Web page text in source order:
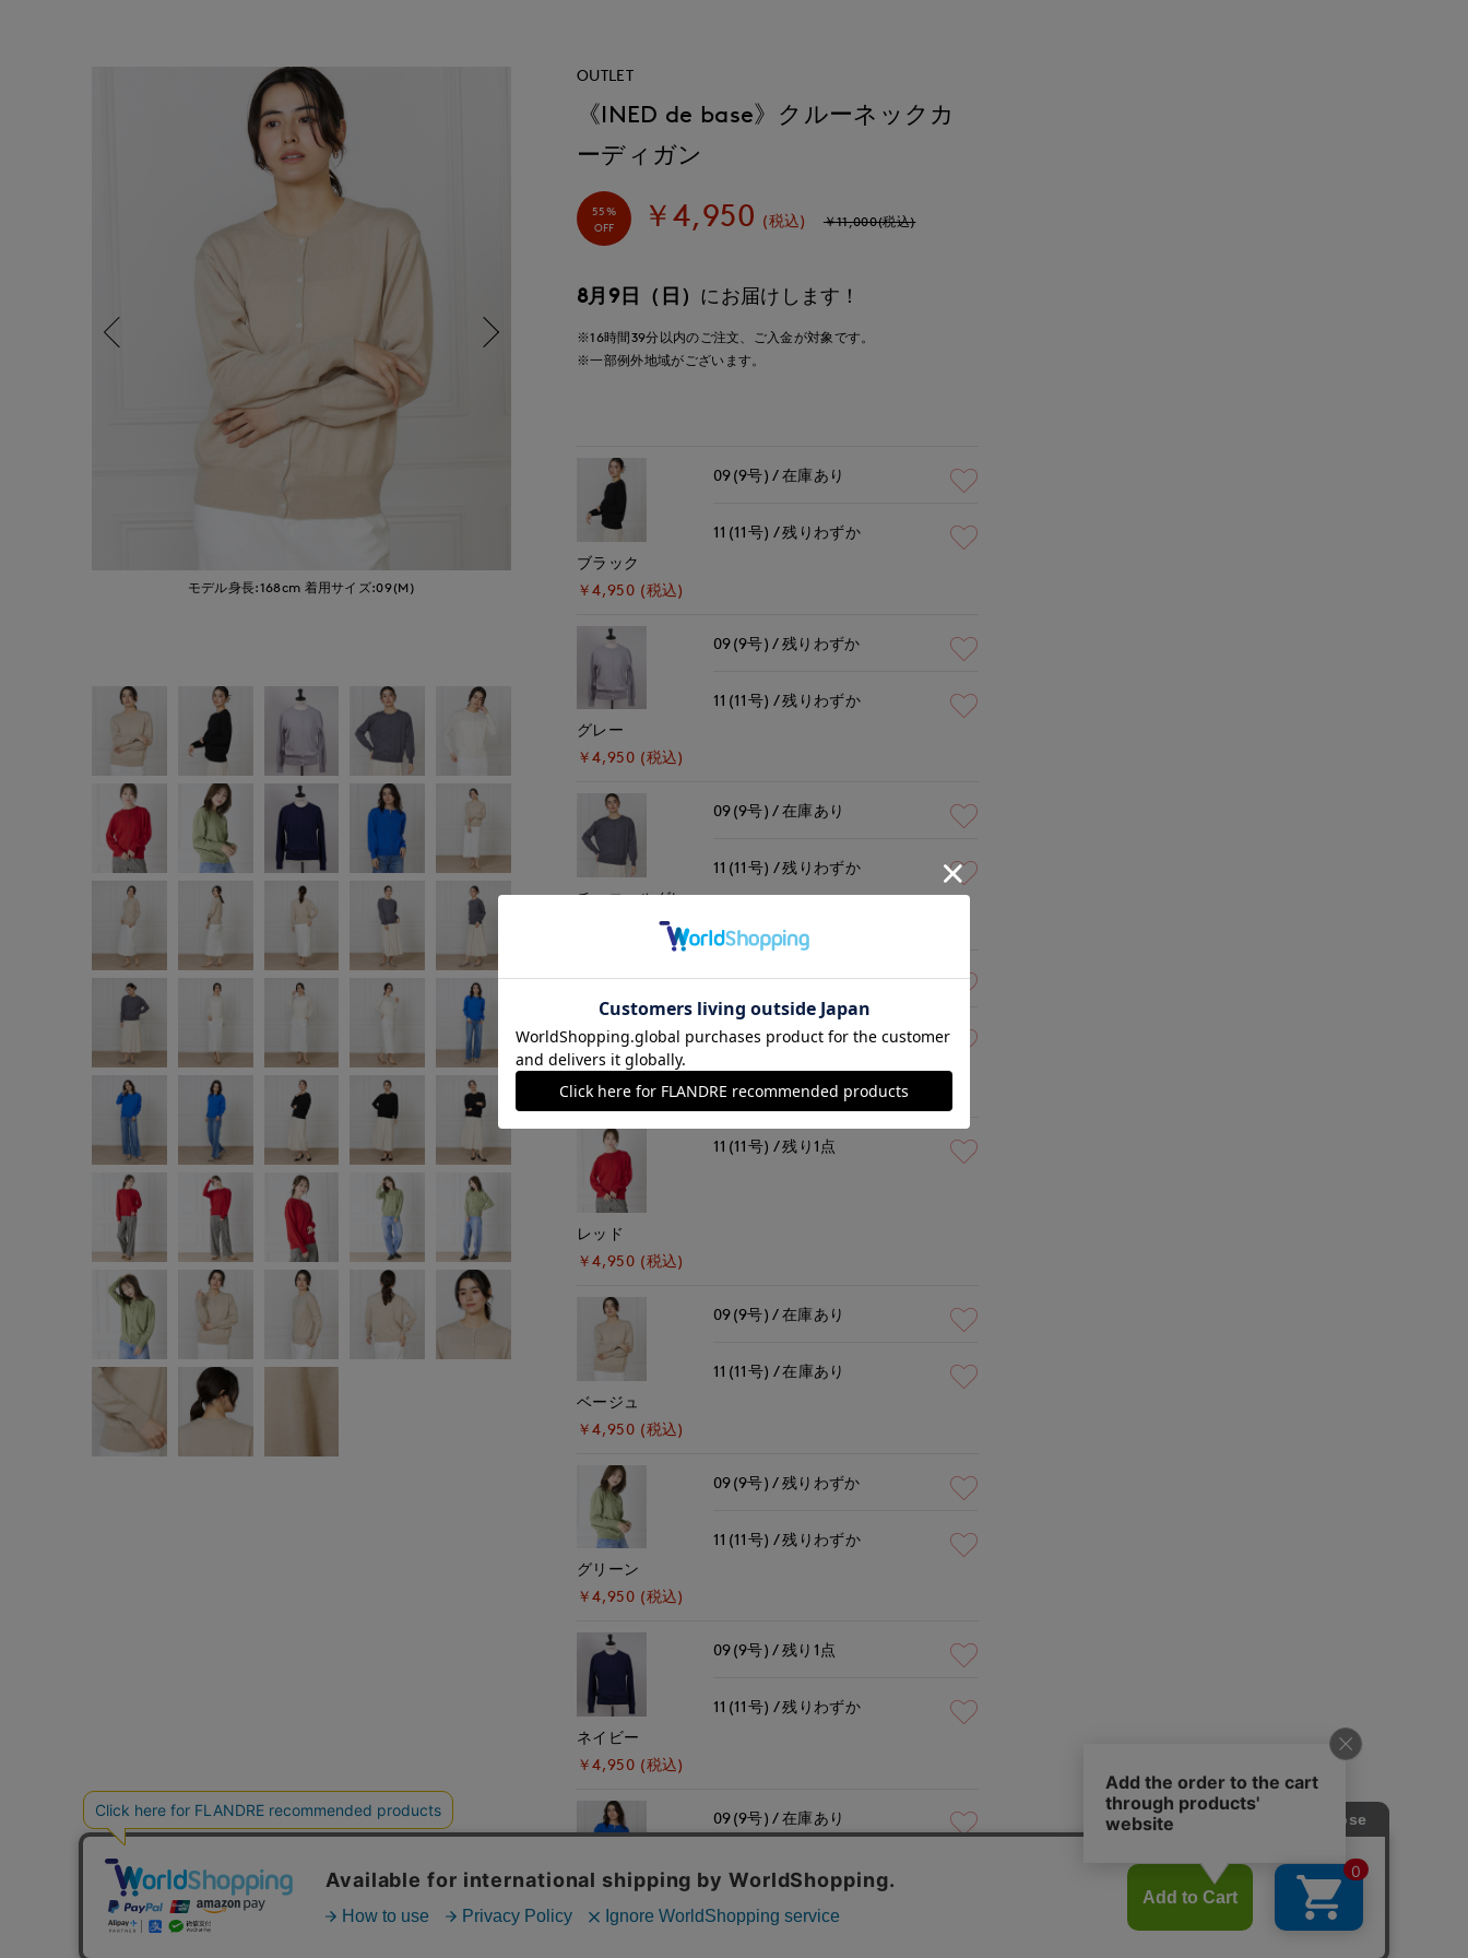
モデル身長:168cm 着用サイズ:09(M) モデル身長:168cm
OUTLET
《INED de base》クルーネックカ
ーディガン
55%
OFF
￥4,950 (税込) ￥11,000(税込)
8月9日（日） にお届けします！
※16時間39分以内のご注文、ご入金が対象です。
※一部例外地域がございます。
ブラック
￥4,950 (税込)
09(9号) 在庫あり
11(11号) 残りわずか
グレー
￥4,950 (税込)
09(9号) 残りわずか
11(11号) 残りわずか
チャコールグレー
￥4,950 (税込)
09(9号) 在庫あり
11(11号) 残りわずか
オフホワイト
￥4,950 (税込)
09(9号) 在庫あり
11(11号) 残りわずか
レッド
￥4,950 (税込)
11(11号) 残り1点
ベージュ
￥4,950 (税込)
09(9号) 在庫あり
11(11号) 在庫あり
グリーン
￥4,950 (税込)
09(9号) 残りわずか
11(11号) 残りわずか
ネイビー
￥4,950 (税込)
09(9号) 残り1点
11(11号) 残りわずか
￥4,950 (税込)
09(9号) 在庫あり
11(11号) 残りわずか